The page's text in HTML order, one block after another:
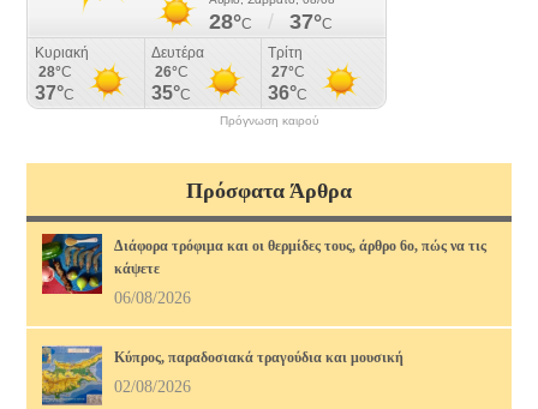
Πρόγνωση καιρού
Πρόσφατα Άρθρα
Διάφορα τρόφιμα και οι θερμίδες τους, άρθρο 6ο, πώς να τις
κάψετε
06/08/2026
Κύπρος, παραδοσιακά τραγούδια και μουσική
02/08/2026